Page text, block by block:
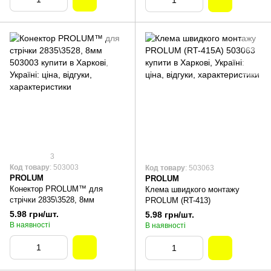
3
Код товару: 503003
PROLUM
Конектор PROLUM™ для
стрічки 2835\3528, 8мм
5.98 грн/шт.
В наявності
Код товару: 503063
PROLUM
Клема швидкого монтажу
PROLUM (RT-413)
5.98 грн/шт.
В наявності